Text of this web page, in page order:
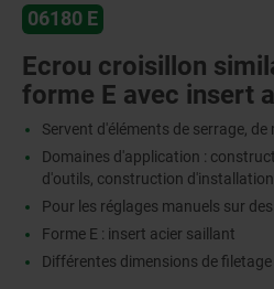
06180 E
Ecrou croisillon
forme E avec insert
Servent d'éléments de serrage,
Domaines d'application :
d'outils, construction
Pour les réglages manuels sur
Forme E : insert acier saillant
Différentes dimensions de filetage